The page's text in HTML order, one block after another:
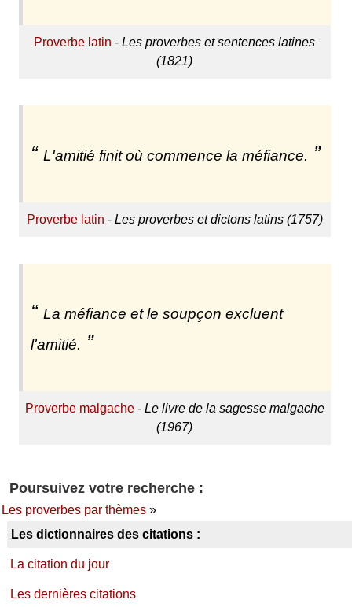
Proverbe latin -Les proverbes et sentences latines
(1821)
L'amitié finit où commence la méfiance.
Proverbe latin - Les proverbes et dictons latins (1757)
La méfiance et le soupçon excluent
l'amitié.
Proverbe malgache- Le livre de la sagesse malgache
(1967)
Poursuivez votre recherche :
Les proverbes par thèmes»
Les dictionnaires des citations :
La citation du jour
Les dernières citations